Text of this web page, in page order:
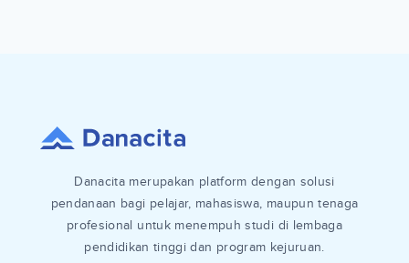
Danacita merupakan platform dengan solusi
pendanaan bagi pelajar, mahasiswa, maupun tenaga
profesional untuk menempuh studi di lembaga
pendidikan tinggi dan program kejuruan.